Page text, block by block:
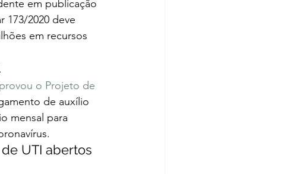
em publicação
173/2020 deve
em recursos
o Projeto de
de auxílio
mensal para
UTI abertos